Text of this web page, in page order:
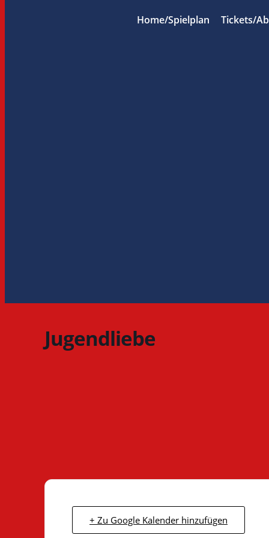
Home/Spielplan Tickets/
Jugendliebe
+ Zu Google Kalender hinzufügen